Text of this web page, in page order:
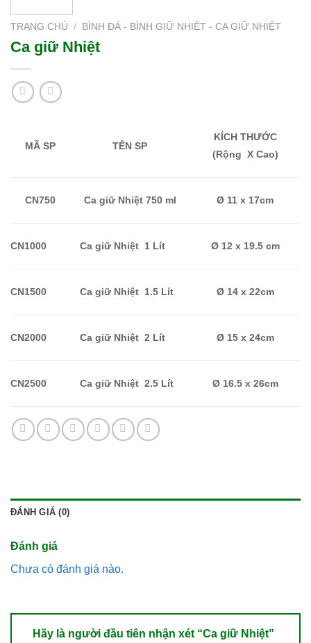
TRANG CHỦ / BÌNH ĐÁ - BÌNH GIỮ NHIỆT - CA GIỮ NHIỆT
Ca giữ Nhiệt
MÃ SP TÊN SP
KÍCH THƯỚC
(Rộng X Cao)
CN750 Ca giữ Nhiệt750 ml Ø 11 x 17cm
CN1000 Cagiữ Nhiệt 1 Lít Ø 12 x 19.5 cm
CN1500 Cagiữ Nhiệt 1.5 Lít Ø 14 x 22cm
CN2000 Cagiữ Nhiệt 2 Lít Ø 15 x 24cm
CN2500 Cagiữ Nhiệt 2.5 Lít Ø 16.5 x 26cm
ĐÁNH GIÁ (0)
Đánh giá
Chưa có đánh giá nào.
Hãy là người đầu tiên nhận xét “Ca giữ Nhiệt”